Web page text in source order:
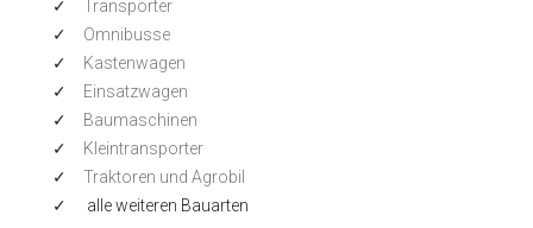
Transporter
Omnibusse
Kastenwagen
Einsatzwagen
Baumaschinen
Kleintransporter
Traktoren und Agrobil
alle weiteren Bauarten